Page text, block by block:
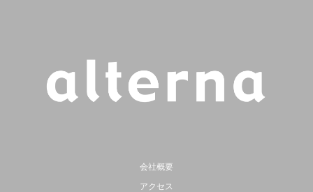
会社概要
アクセス